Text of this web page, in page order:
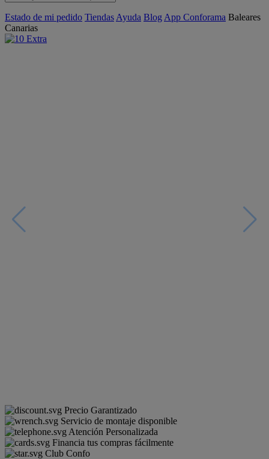
Estado de mi pedido Tiendas Ayuda Blog App Conforama Baleares
Canarias
Precio Garantizado
Servicio de montaje disponible
Atención Personalizada
Financia tus compras fácilmente
Club Confo